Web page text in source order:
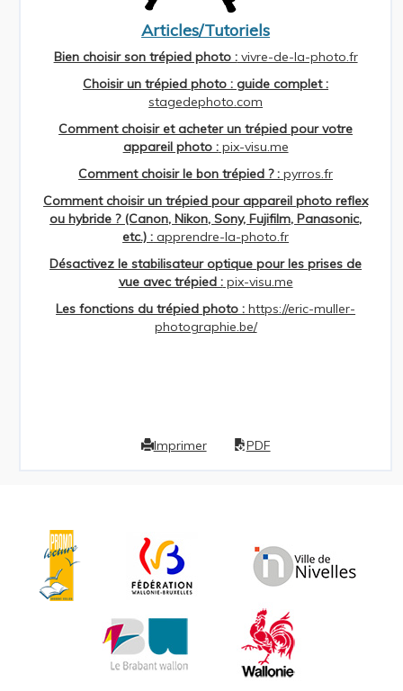
Articles/Tutoriels
Bien choisir son trépied photo :vivre-de-la-photo.fr
Choisir un trépied photo : guide complet :
stagedephoto.com
Comment choisir et acheter un trépied pour votre
appareil photo :pix-visu.me
Comment choisir le bon trépied ? : pyrros.fr
Comment choisir un trépied pour appareil photo reflex
ou hybride ? (Canon, Nikon, Sony, Fujifilm, Panasonic,
etc.) : apprendre-la-photo.fr
Désactivez le stabilisateur optique pour les prises de
vue avec trépied :pix-visu.me
Les fonctions du trépied photo : https://eric-muller-
photographie.be/
Imprimer PDF